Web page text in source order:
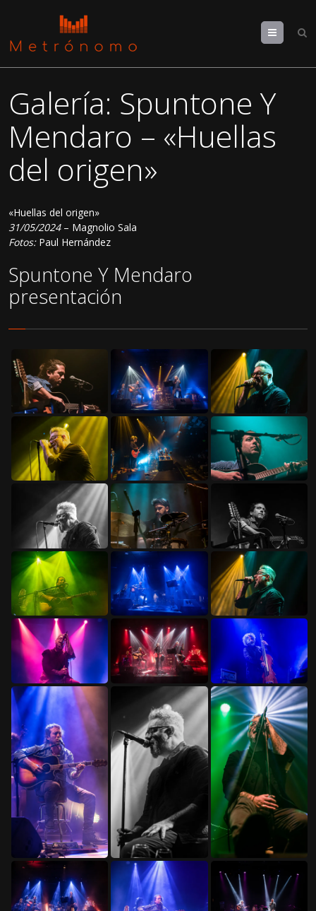
Menu
Galería: Spuntone Y
Mendaro – «Huellas
del origen»
«Huellas del origen»
31/05/2024– Magnolio Sala
Fotos:Paul Hernández
Spuntone Y Mendaro
presentación